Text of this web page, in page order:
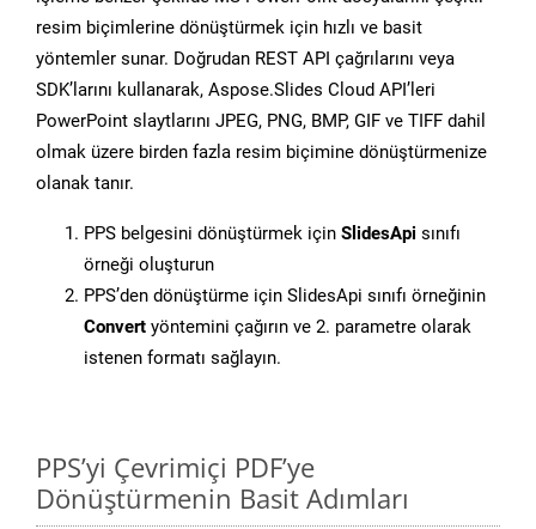
resim biçimlerine dönüştürmek için hızlı ve basit
yöntemler sunar. Doğrudan REST API çağrılarını veya
SDK’larını kullanarak, Aspose.Slides Cloud API’leri
PowerPoint slaytlarını JPEG, PNG, BMP, GIF ve TIFF dahil
olmak üzere birden fazla resim biçimine dönüştürmenize
olanak tanır.
PPS belgesini dönüştürmek için SlidesApi sınıfı
örneği oluşturun
PPS’den dönüştürme için SlidesApi sınıfı örneğinin
Convert yöntemini çağırın ve 2. parametre olarak
istenen formatı sağlayın.
PPS’yi Çevrimiçi PDF’ye
Dönüştürmenin Basit Adımları